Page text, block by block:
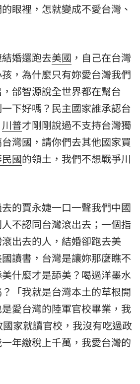
眼裡，怎就變成不愛台灣、
婚還跑去美國 ，自己在台灣
，為什麼只有妳愛台灣我們
邰智源說全世界都在幫台
下好嗎？民主國家誰承認台
川普才剛剛說過不支持台灣獨
灣國，請你們去其他國家買
國的領土，我們不想戰爭川
的賈永婕一口一聲我們中國
不認同台灣滾出去；一個指
出去的人，結婚卻跑去美
讀書，台灣是讓妳那麼瞧不
什麼才是舔美？喝過洋墨水
「我就是台灣本土的草根開
愛台灣的陸軍官校畢業，我
家就讀官校，我沒有吃過政
年繳稅上千萬，我愛台灣的